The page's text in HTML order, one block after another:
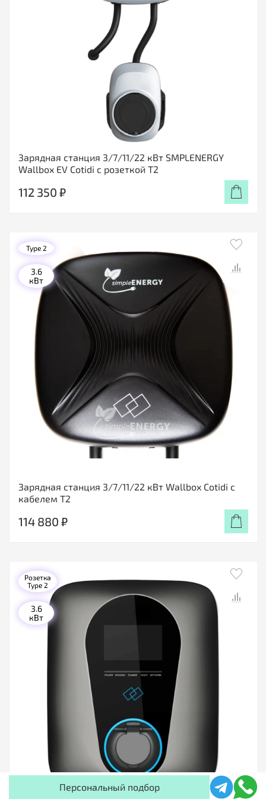
Зарядная станция 3/7/11/22 кВт SMPLENERGY
Wallbox EV Cotidi с розеткой Т2
112 350 ₽
Зарядная станция 3/7/11/22 кВт Wallbox Cotidi с
кабелем Т2
Type 2
3.6
кВт
114 880 ₽
Розетка
Type 2
3.6
кВт
Персональный подбор